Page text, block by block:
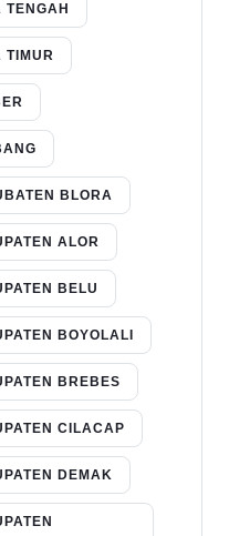
TIMUR
BLORA
ALOR
BELU
BOYOLALI
BREBES
CILACAP
DEMAK